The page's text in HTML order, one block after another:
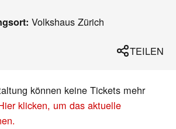
Volkshaus Zürich
TEILEN
können keine Tickets mehr
klicken, um das aktuelle